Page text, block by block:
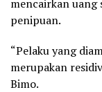
mencairkan uang
penipuan.
“Pelaku yang
merupakan
Bimo.